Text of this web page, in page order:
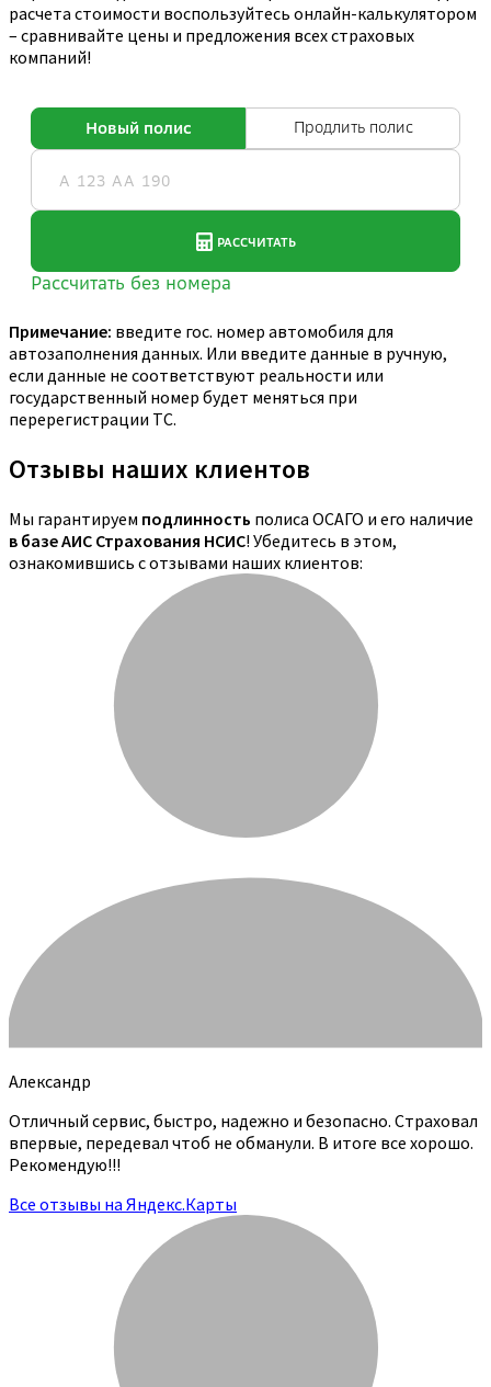
расчета стоимости воспользуйтесь онлайн-калькулятором
– сравнивайте цены и предложения всех страховых
компаний!
Примечание: введите гос. номер автомобиля для
автозаполнения данных. Или введите данные в ручную,
если данные не соответствуют реальности или
государственный номер будет меняться при
перерегистрации ТС.
Отзывы наших клиентов
Мы гарантируем подлинность полиса ОСАГО и его наличие
в базе АИС Страхования НСИС! Убедитесь в этом,
ознакомившись с отзывами наших клиентов:
Александр
Отличный сервис, быстро, надежно и безопасно. Страховал
впервые, передевал чтоб не обманули. В итоге все хорошо.
Рекомендую!!!
Все отзывы на Яндекс.Карты